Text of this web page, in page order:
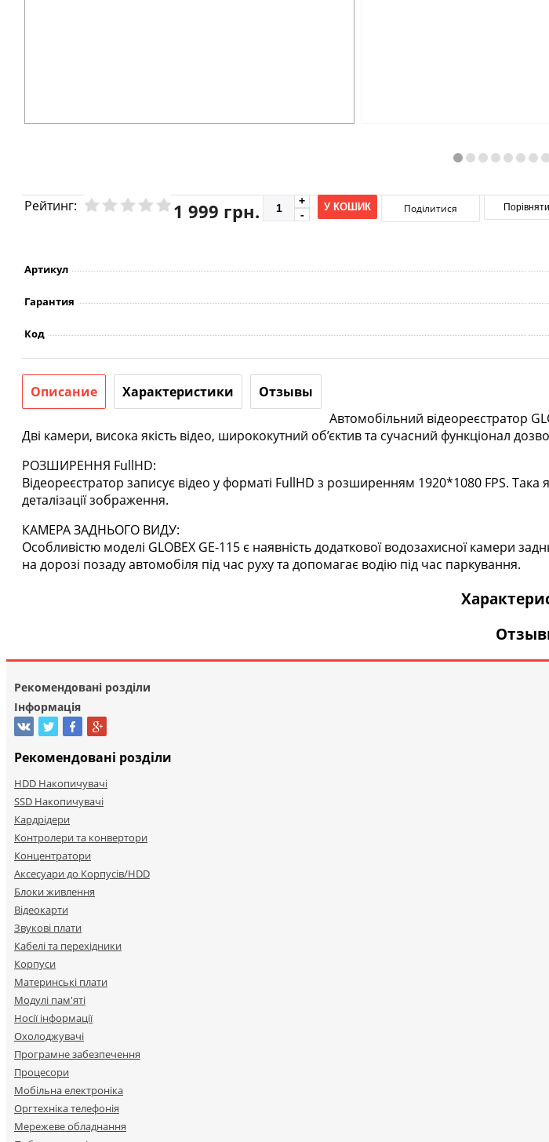
Рейтинг: 1 999 грн. У КОШИК Поділитися Порівняти
Артикул
Гарантия
Код
Описание Характеристики Отзывы
Автомобільний відеореєстратор
Дві камери, висока якість відео, ширококутний об’єктив та сучасний функціонал
РОЗШИРЕННЯ FullHD:
Відеореєстратор записує відео у форматі FullHD з розширенням 1920*1080 FPS.
деталізації зображення.
КАМЕРА ЗАДНЬОГО ВИДУ:
Особливістю моделі GLOBEX GE-115 є наявність додаткової водозахисної камери
на дорозі позаду автомобіля під час руху та допомагає водію під час паркування.
Рекомендовані розділи
Інформація
Рекомендовані розділи
HDD Накопичувачі
SSD Накопичувачі
Кардрідери
Контролери та конвертори
Концентратори
Аксесуари до Корпусів/HDD
Блоки живлення
Відеокарти
Звукові плати
Кабелі та перехідники
Корпуси
Материнські плати
Модулі пам'яті
Носії інформації
Охолоджувачі
Програмне забезпечення
Процесори
Мобільна електроніка
Оргтехніка телефонія
Мережеве обладнання